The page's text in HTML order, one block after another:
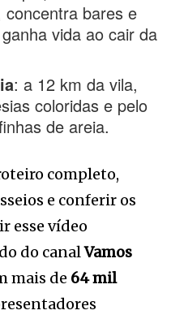
bares e
vida ao cair da
: a 12 km da vila,
coloridas e pelo
de areia.
completo,
e conferir os
esse vídeo
do canalVamos
mais de 64 mil